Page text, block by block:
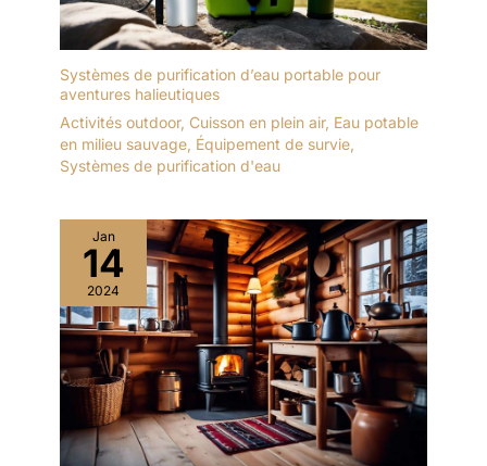
Systèmes de purification d’eau portable pour
aventures halieutiques
Activités outdoor, Cuisson en plein air, Eau potable
en milieu sauvage, Équipement de survie,
Systèmes de purification d'eau
Jan
14
2024